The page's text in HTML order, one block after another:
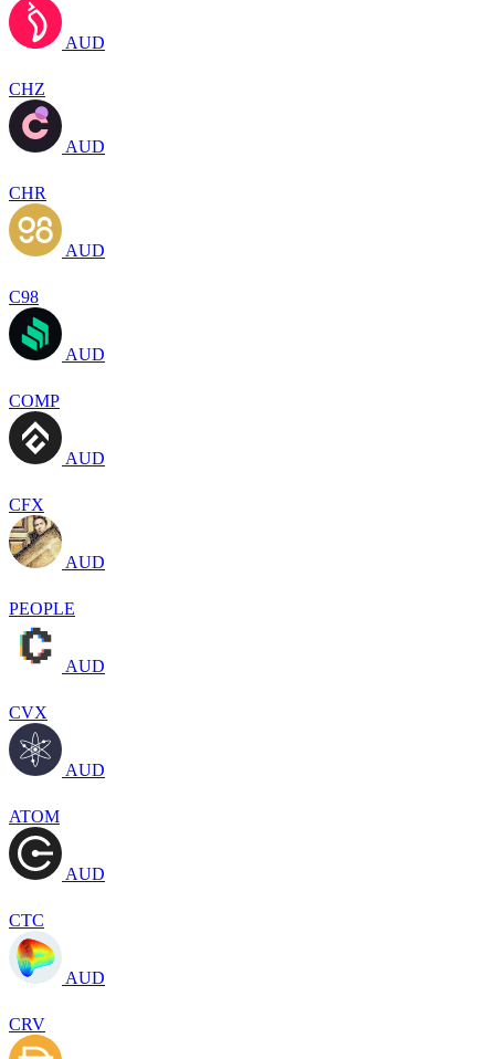
AUD
CHZ
AUD
CHR
AUD
C98
AUD
COMP
AUD
CFX
AUD
PEOPLE
AUD
CVX
AUD
ATOM
AUD
CTC
AUD
CRV